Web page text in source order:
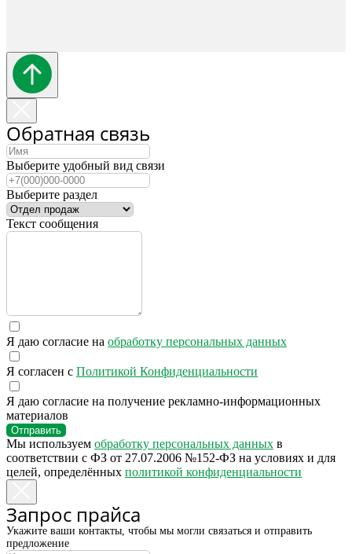
Обратная связь
Выберите удобный вид связи
Выберите раздел
Текст сообщения
Я даю согласие на обработку персональных данных
Я согласен с Политикой Конфиденциальности
Я даю согласие на получение рекламно-информационных
материалов
Отправить
Мы используем обработку персональных данных в
соответствии с ФЗ от 27.07.2006 №152-ФЗ на условиях и для
целей, определённых политикой конфиденциальности
Запрос прайса
Укажите ваши контакты, чтобы мы могли связаться и отправить
предложение